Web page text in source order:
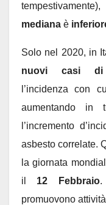
mediana è
Solo nel 2020, in
nuovi casi di
l’incidenza con
aumentando
l’incremento
asbesto correlate.
la giornata
il 12 Febbraio.
promuovono